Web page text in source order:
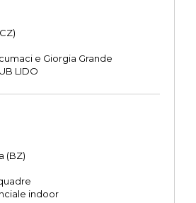
e Giorgia Grande
LIDO
(BZ)
indoor